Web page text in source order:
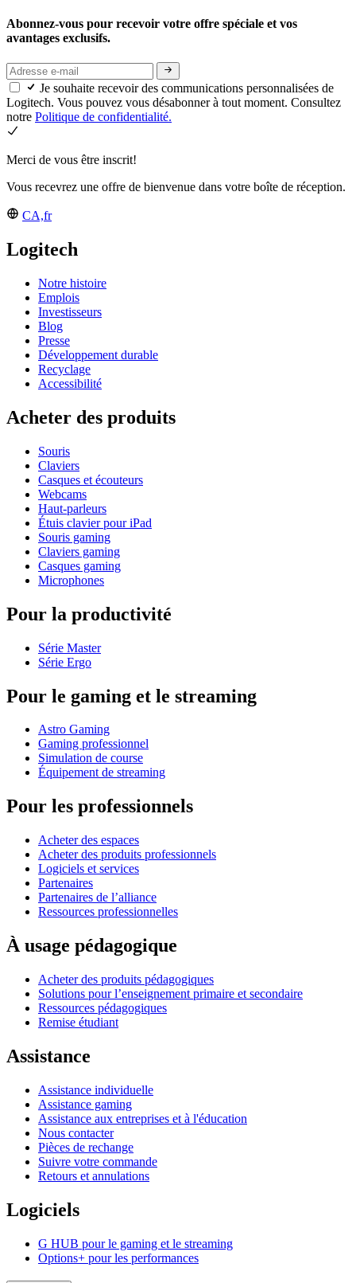
Abonnez-vous pour recevoir votre offre spéciale et vos
avantages exclusifs.
Je souhaite recevoir des communications personnalisées de
Logitech. Vous pouvez vous désabonner à tout moment. Consultez
notre Politique de confidentialité.
Merci de vous être inscrit!
Vous recevrez une offre de bienvenue dans votre boîte de réception.
CA,fr
Logitech
Notre histoire
Emplois
Investisseurs
Blog
Presse
Développement durable
Recyclage
Accessibilité
Acheter des produits
Souris
Claviers
Casques et écouteurs
Webcams
Haut-parleurs
Étuis clavier pour iPad
Souris gaming
Claviers gaming
Casques gaming
Microphones
Pour la productivité
Série Master
Série Ergo
Pour le gaming et le streaming
Astro Gaming
Gaming professionnel
Simulation de course
Équipement de streaming
Pour les professionnels
Acheter des espaces
Acheter des produits professionnels
Logiciels et services
Partenaires
Partenaires de l’alliance
Ressources professionnelles
À usage pédagogique
Acheter des produits pédagogiques
Solutions pour l’enseignement primaire et secondaire
Ressources pédagogiques
Remise étudiant
Assistance
Assistance individuelle
Assistance gaming
Assistance aux entreprises et à l'éducation
Nous contacter
Pièces de rechange
Suivre votre commande
Retours et annulations
Logiciels
G HUB pour le gaming et le streaming
Options+ pour les performances